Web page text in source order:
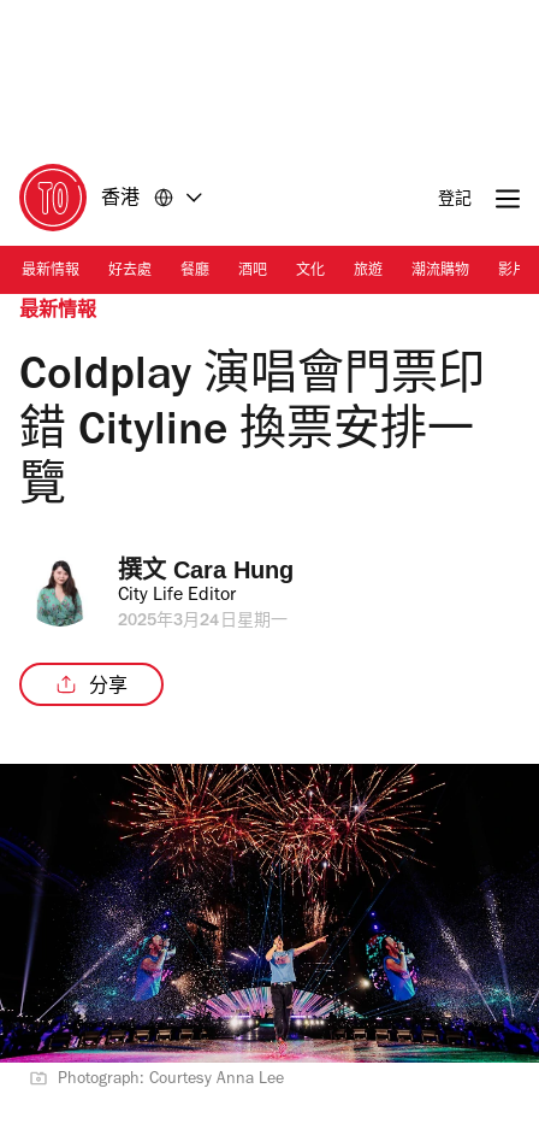
香港 登記
最新情報 好去處 餐廳 酒吧 文化 旅遊 潮流購物 影片
最新情報
Coldplay 演唱會門票印
錯 Cityline 換票安排一
覽
撰文 Cara Hung
City Life Editor
2025年3月24日星期一
分享
Photograph: Courtesy Anna Lee